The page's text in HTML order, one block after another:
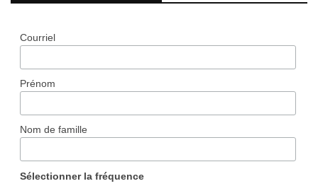
Courriel
Prénom
Nom de famille
Sélectionner la fréquence